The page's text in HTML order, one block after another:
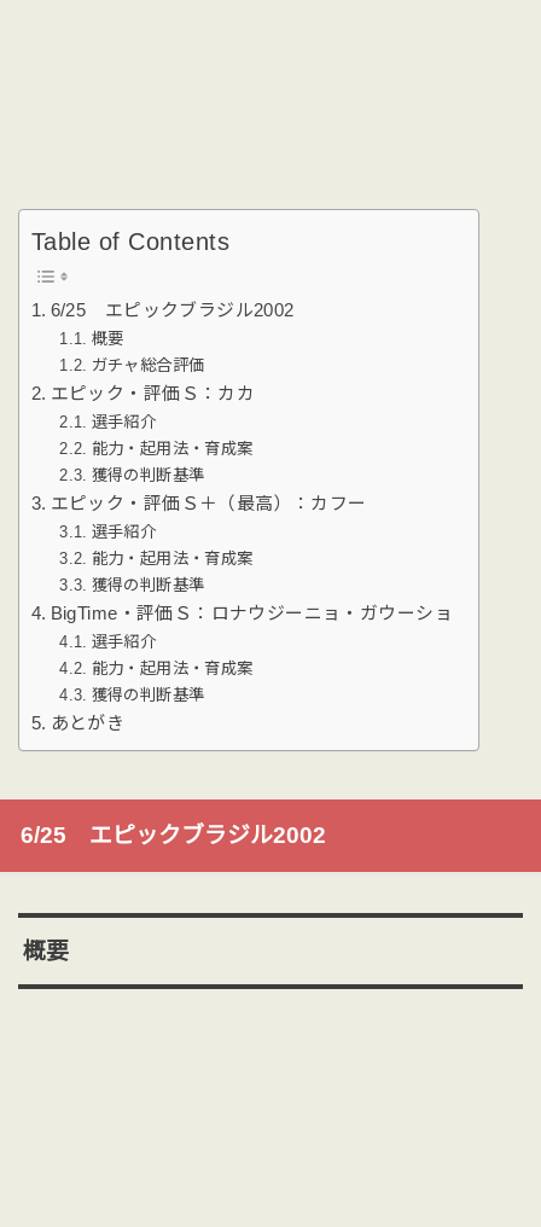
Table of Contents
6/25 エピックブラジル2002
概要
ガチャ総合評価
エピック・評価Ｓ：カカ
選手紹介
能力・起用法・育成案
獲得の判断基準
エピック・評価Ｓ＋（最高）：カフー
選手紹介
能力・起用法・育成案
獲得の判断基準
BigTime・評価Ｓ：ロナウジーニョ・ガウーショ
選手紹介
能力・起用法・育成案
獲得の判断基準
あとがき
6/25 エピックブラジル2002
概要